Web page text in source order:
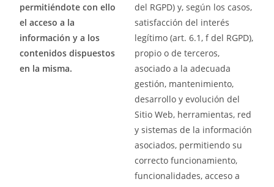
permitiéndote con ello
el acceso a la
información y a los
contenidos dispuestos
en la misma.
del RGPD) y, según los casos,
satisfacción del interés
legítimo (art. 6.1, f del RGPD),
propio o de terceros,
asociado a la adecuada
gestión, mantenimiento,
desarrollo y evolución del
Sitio Web, herramientas, red
y sistemas de la información
asociados, permitiendo su
correcto funcionamiento,
funcionalidades, acceso a